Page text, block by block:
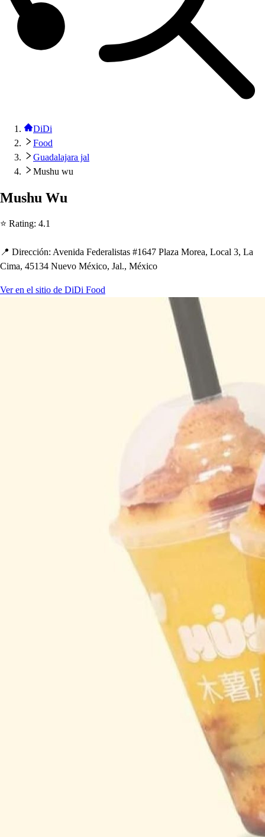
DiDi
Food
Guadalajara jal
Mushu wu
Mushu Wu
⭐ Rating: 4.1
📍 Dirección: Avenida Federalistas #1647 Plaza Morea, Local 3, La
Cima, 45134 Nuevo México, Jal., México
Ver en el sitio de DiDi Food